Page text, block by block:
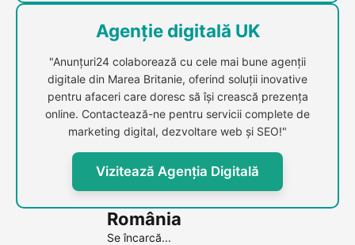
Agenție digitală UK
"Anunțuri24 colaborează cu cele mai bune agenții
digitale din Marea Britanie, oferind soluții inovative
pentru afaceri care doresc să își crească prezența
online. Contactează-ne pentru servicii complete de
marketing digital, dezvoltare web și SEO!"
Vizitează Agenția Digitală
România
Se încarcă...